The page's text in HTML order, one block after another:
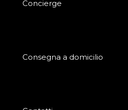
Concierge
Consegna a domicilio